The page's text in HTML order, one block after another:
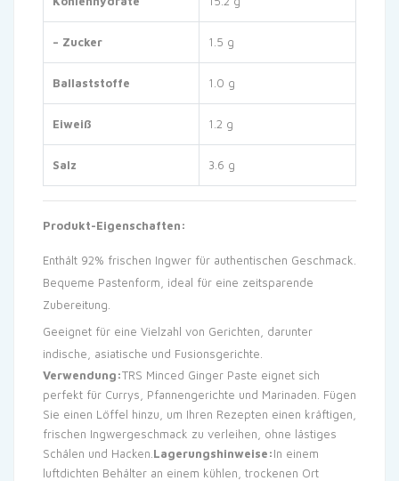
– Zucker 1.5 g
Ballaststoffe 1.0 g
Eiweiß 1.2 g
Salz 3.6 g
Produkt-Eigenschaften:
Enthält 92% frischen Ingwer für authentischen Geschmack.
Bequeme Pastenform, ideal für eine zeitsparende
Zubereitung.
Geeignet für eine Vielzahl von Gerichten, darunter
indische, asiatische und Fusionsgerichte.
Verwendung:TRS Minced Ginger Paste eignet sich
perfekt für Currys, Pfannengerichte und Marinaden. Fügen
Sie einen Löffel hinzu, um Ihren Rezepten einen kräftigen,
frischen Ingwergeschmack zu verleihen, ohne lästiges
Schälen und Hacken. Lagerungshinweise:In einem
luftdichten Behälter an einem kühlen, trockenen Ort